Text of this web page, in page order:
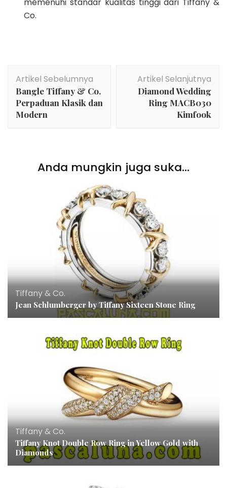
Co.
Navigasi
Artikel
Artikel Sebelumnya
Bangle Tiffany & Co.
Perpaduan Klasik dan
Modern
Artikel Selanjutnya
Diamond Wedding
Ring MACB030
Kimfook
Anda mungkin juga suka...
Tiffany & Co.
Jean Schlumberger by Tiffany Sixteen Stone Ring
Tiffany & Co.
Tiffany Knot Double Row Ring in Yellow Gold with
Diamonds